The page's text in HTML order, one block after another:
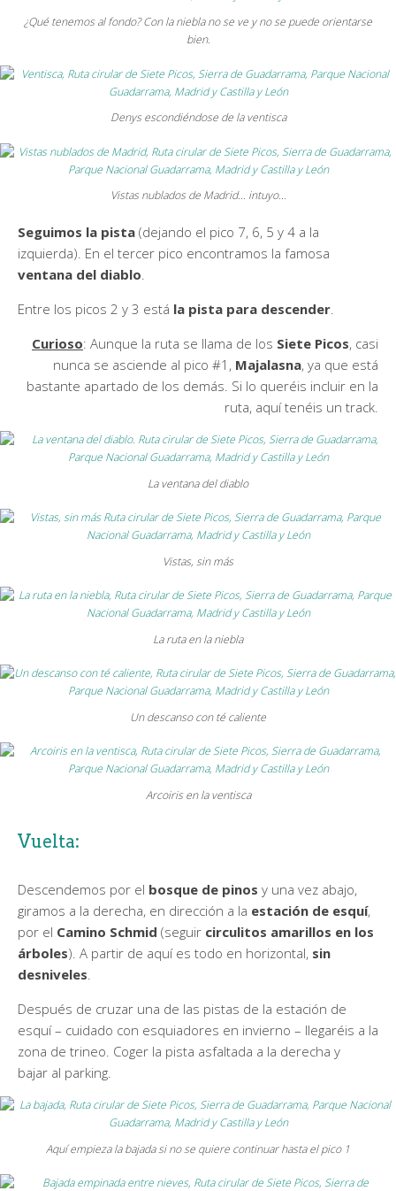
¿Qué tenemos al fondo? Con la niebla no se ve y no se puede orientarse
bien.
Denys escondiéndose de la ventisca
Vistas nublados de Madrid… intuyo…
Seguimos la pista (dejando el pico 7, 6, 5 y 4 a la
izquierda). En el tercer pico encontramos la famosa
ventana del diablo
Entre los picos 2 y 3 está la pista para descender
Curioso: Aunque la ruta se llama de los Siete Picos, casi
nunca se asciende al pico #1, Majalasna, ya que está
bastante apartado de los demás. Si lo queréis incluir en la
ruta, aquí tenéis un track.
La ventana del diablo
Vistas, sin más
La ruta en la niebla
Un descanso con té caliente
Arcoiris en la ventisca
Vuelta:
Descendemos por el bosque de pinos y una vez abajo,
giramos a la derecha, en dirección a la estación de esquí,
por el Camino Schmid (seguir circulitos amarillos en los
árboles). A partir de aquí es todo en horizontal, sin
desniveles.
Después de cruzar una de las pistas de la estación de
esquí – cuidado con esquiadores en invierno – llegaréis a la
zona de trineo. Coger la pista asfaltada a la derecha y
bajar al parking.
Aquí empieza la bajada si no se quiere continuar hasta el pico 1